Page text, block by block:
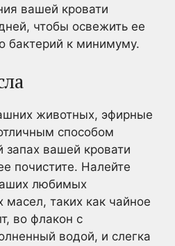
вашей кровати
чтобы освежить ее
бактерий к минимуму.
животных, эфирные
способом
запах вашей кровати
почистите. Налейте
любимых
таких как чайное
во флакон с
водой, и слегка